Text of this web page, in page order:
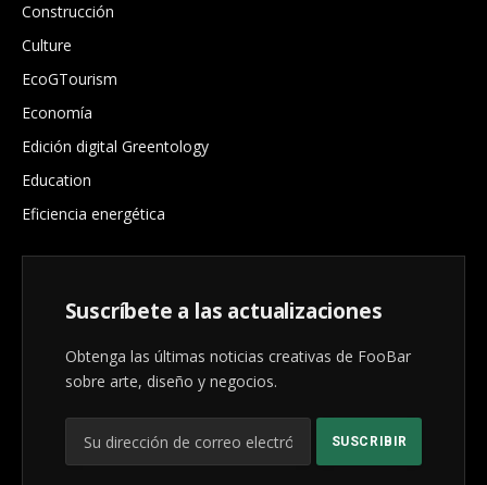
Construcción
Culture
EcoGTourism
Economía
Edición digital Greentology
Education
Eficiencia energética
Suscríbete a las actualizaciones
Obtenga las últimas noticias creativas de FooBar
sobre arte, diseño y negocios.